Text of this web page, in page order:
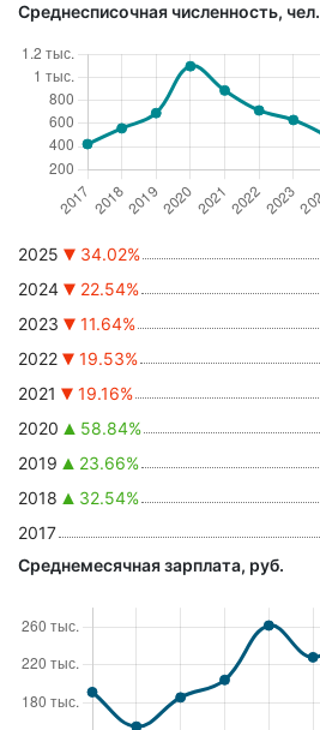
Среднесписочная численность, чел.
2025 34.02%
2024
22.54%
2023
11.64%
2022
19.53%
2021
19.16%
2020
58.84%
2019
23.66%
2018
32.54%
2017
Среднемесячная зарплата, руб.